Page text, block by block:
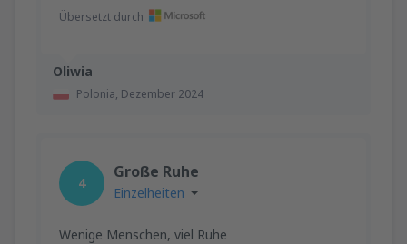
Oliwia
Polonia, Dezember 2024
Übersetzt durch
4
Große Ruhe
Einzelheiten
Wenige Menschen, viel Ruhe